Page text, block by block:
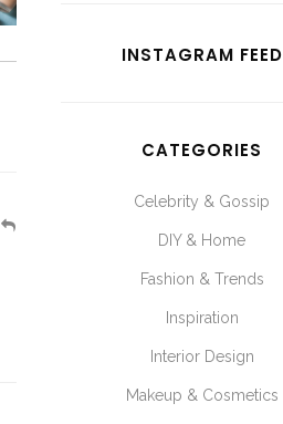
INSTAGRAM FEED
CATEGORIES
Celebrity & Gossip
DIY & Home
Fashion & Trends
Inspiration
Interior Design
Makeup & Cosmetics